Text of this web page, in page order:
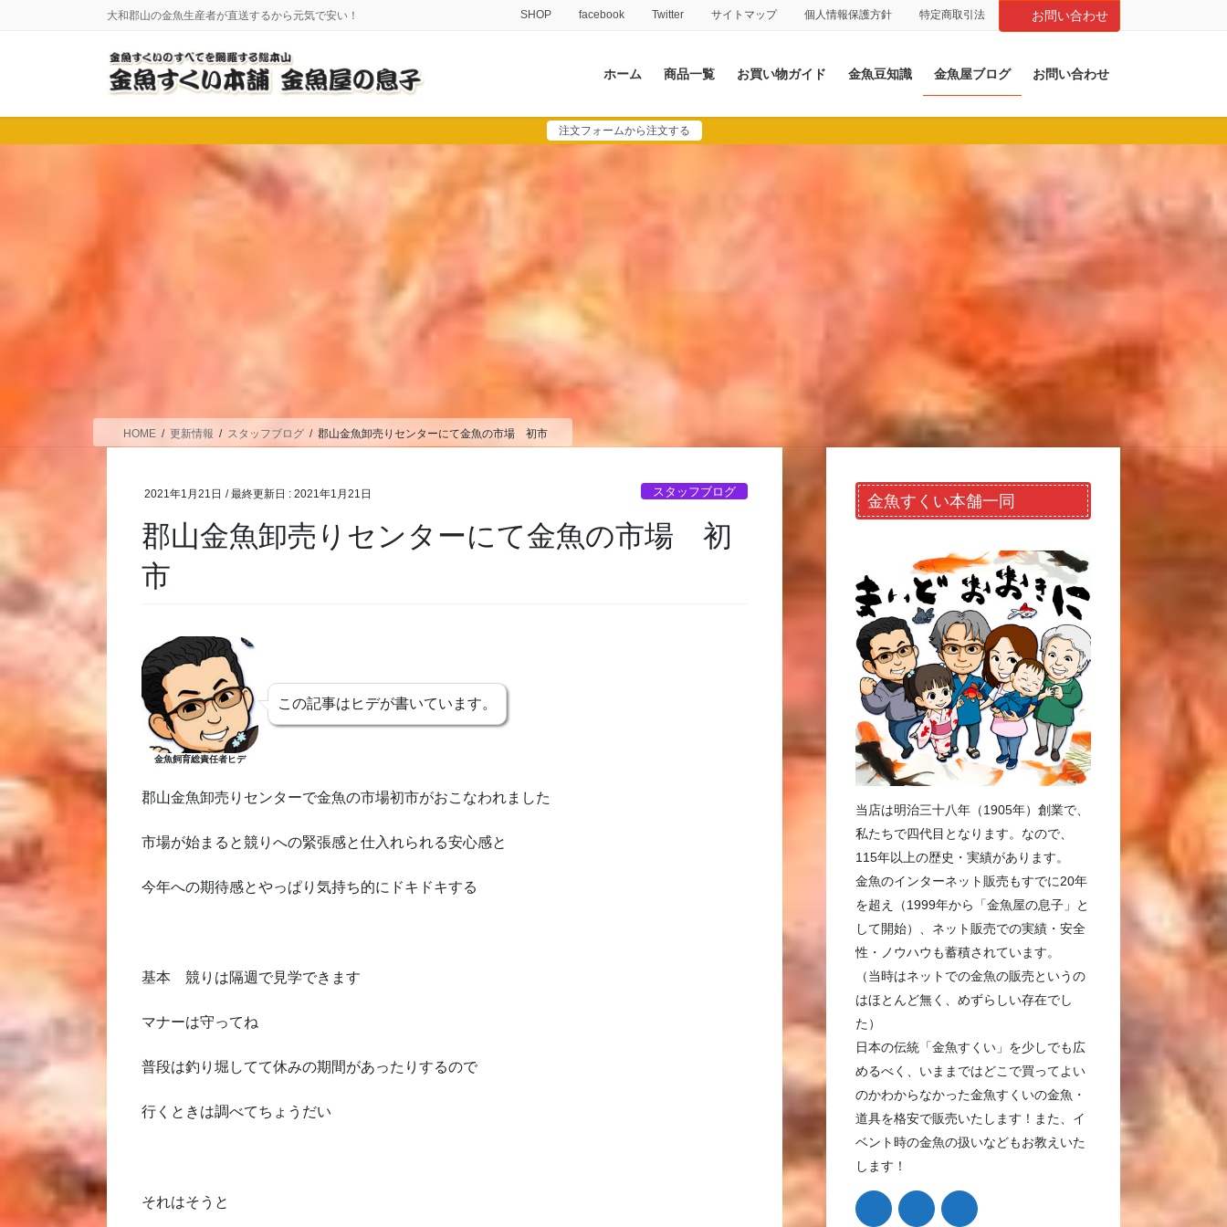
に
移
ョ
ン
大和郡山の金魚生産者が直送するから元気で安い！ SHOP facebook Twitter サイトマップ 個人情報保護方針 特定商取引法 お問い合わせ
ホーム 商品一覧 お買い物ガイド 金魚豆知識 金魚屋ブログ お問い合わせ
注文フォームから注文する
HOME 更新情報 スタッフブログ 郡山金魚卸売りセンターにて金魚の市場 初市
2021年1月21日 / 最終更新日 :2021年1月21日 スタッフブログ
郡山金魚卸売りセンターにて金魚の市場 初
市
金魚飼育総責任者ヒデ
この記事はヒデが書いています。
郡山金魚卸売りセンターで金魚の市場初市がおこなわれました
市場が始まると競りへの緊張感と仕入れられる安心感と
今年への期待感とやっぱり気持ち的にドキドキする
基本 競りは隔週で見学できます
マナーは守ってね
普段は釣り堀してて休みの期間があったりするので
行くときは調べてちょうだい
それはそうと
金魚すくい本舗一同
当店は明治三十八年（1905年）創業で、
私たちで四代目となります。なので、
115年以上の歴史・実績があります。
金魚のインターネット販売もすでに20年
を超え（1999年から「金魚屋の息子」と
して開始）、ネット販売での実績・安全
性・ノウハウも蓄積されています。
（当時はネットでの金魚の販売というの
はほとんど無く、めずらしい存在でし
た）
日本の伝統「金魚すくい」を少しでも広
めるべく、いままではどこで買ってよい
のかわからなかった金魚すくいの金魚・
道具を格安で販売いたします！また、イ
ベント時の金魚の扱いなどもお教えいた
します！